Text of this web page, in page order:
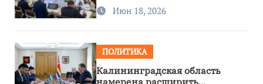
Июн 18, 2026
ПОЛИТИКА
Калининградская область
намерена расширить